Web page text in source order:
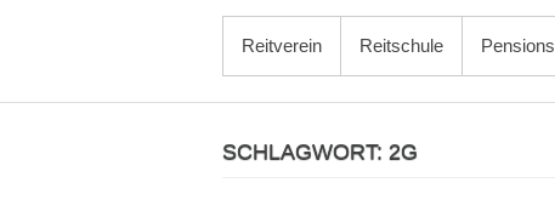
PRIMÄRES MENÜ
Reitverein Reitschule
SCHLAGWORT: 2G